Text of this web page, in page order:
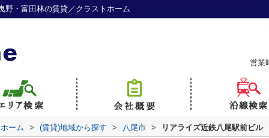
野・富田林の賃貸／クラストホーム
営業
ーム > (賃貸)地域から探す > 八尾市 > リアライズ近鉄八尾駅前ビル